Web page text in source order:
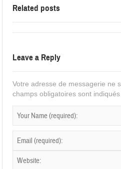
Related posts
Leave a Reply
Votre adresse de messagerie ne
champs obligatoires sont